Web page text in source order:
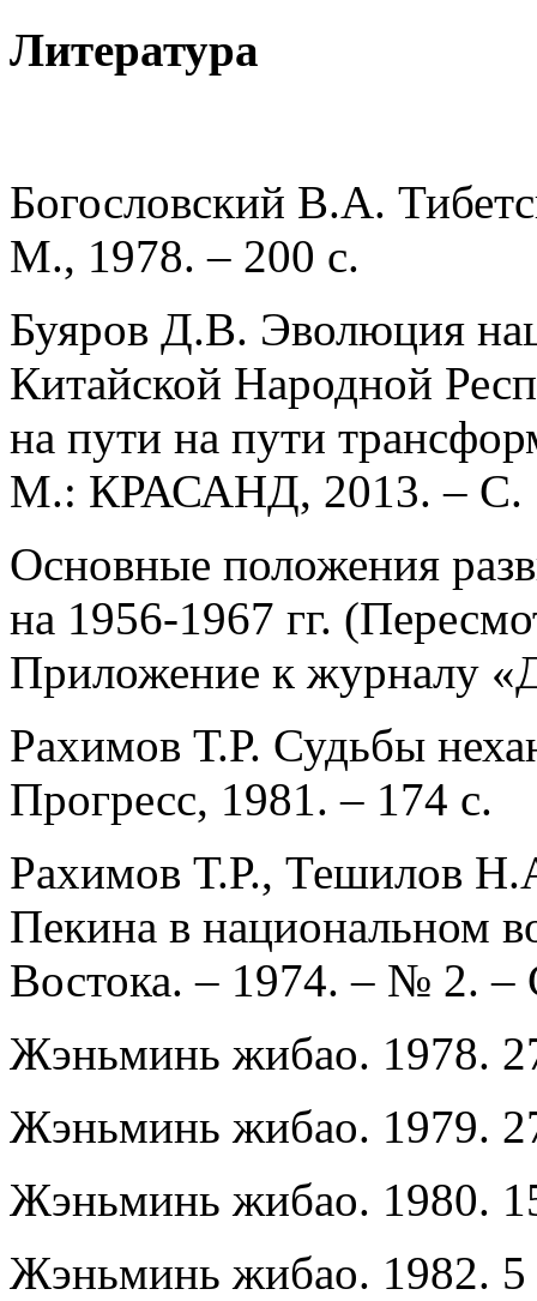
Литература
Богословский В.А.
М., 1978. – 200 с.
Буяров Д.В. Эволюция
Китайской Народной
на пути на пути
М.: КРАСАНД, 2013. – С.
Основные положения
на 1956-1967 гг.
Приложение к журналу
Рахимов Т.Р. Судьбы
Прогресс, 1981. – 174 с.
Рахимов Т.Р., Тешилов
Пекина в национальном
Востока. – 1974. – № 2. –
Жэньминь жибао. 1978.
Жэньминь жибао. 1979.
Жэньминь жибао. 1980.
Жэньминь жибао. 1982. 5